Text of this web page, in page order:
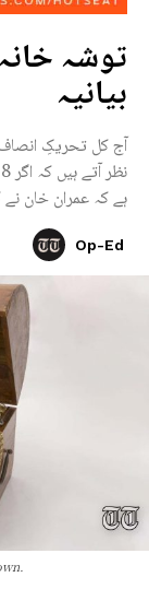
آج کل تحریکِ
ہے کہ عمران خان
Op-Ed